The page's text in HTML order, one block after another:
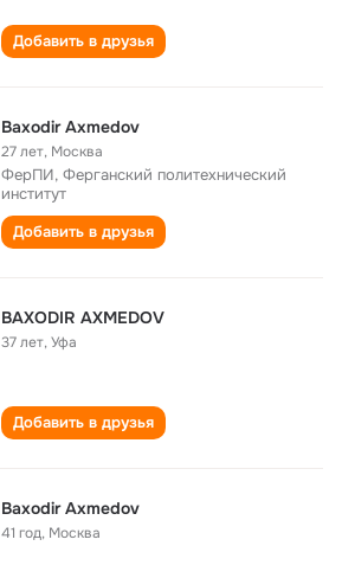
Добавить в друзья
Baxodir Axmedov
27 лет, Москва
ФерПИ, Ферганский политехнический
институт
Добавить в друзья
BAXODIR AXMEDOV
37 лет,Уфа
Добавить в друзья
Baxodir Axmedov
41 год, Москва